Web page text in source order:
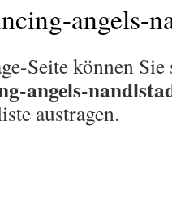
angels-
Seite können
angels-
austragen.